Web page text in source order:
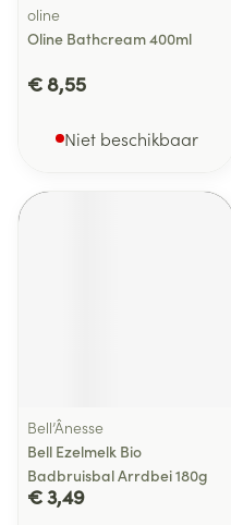
oline
Oline Bathcream 400ml
€ 8,55
Niet beschikbaar
Bell’Ânesse
Bell Ezelmelk Bio
Badbruisbal Arrdbei 180g
€ 3,49